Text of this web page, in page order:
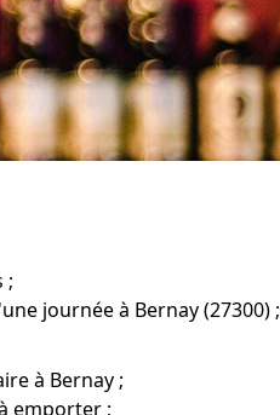
;
journée à Bernay (27300) ;
à Bernay ;
emporter ;